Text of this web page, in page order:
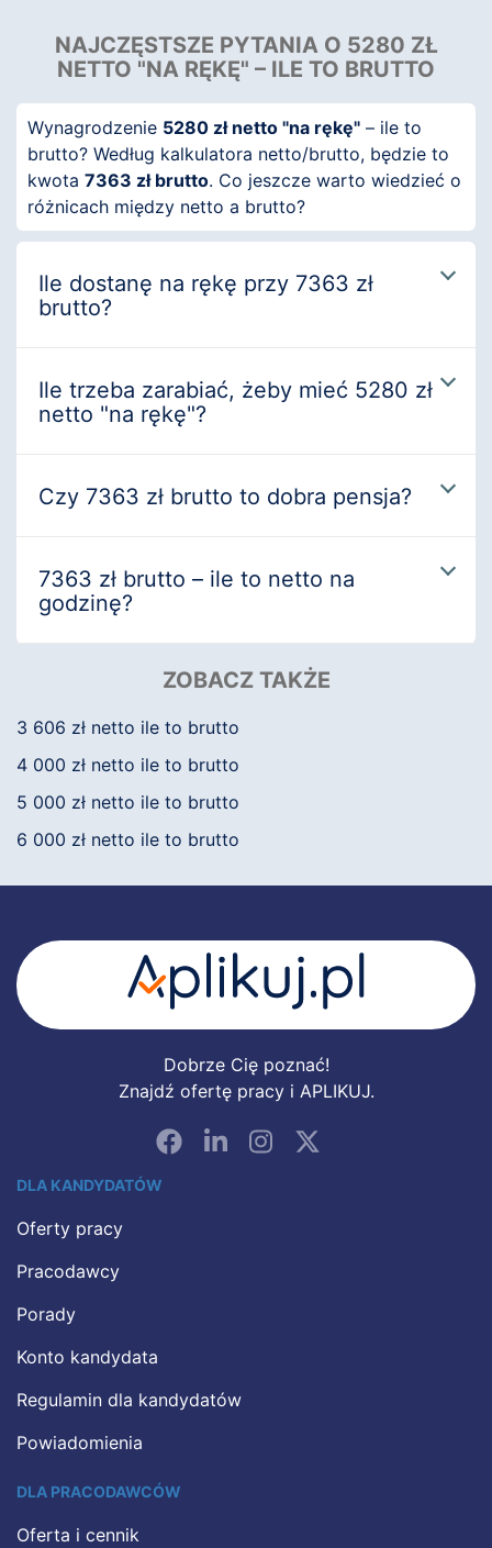
NAJCZĘSTSZE PYTANIA O 5280 ZŁ
NETTO "NA RĘKĘ" – ILE TO BRUTTO
Wynagrodzenie 5280 zł netto "na rękę" – ile to
brutto? Według kalkulatora netto/brutto, będzie to
kwota 7363 zł brutto. Co jeszcze warto wiedzieć o
różnicach między netto a brutto?
Ile dostanę na rękę przy 7363 zł
brutto?
Ile trzeba zarabiać, żeby mieć 5280 zł
netto "na rękę"?
Czy 7363 zł brutto to dobra pensja?
7363 zł brutto – ile to netto na
godzinę?
ZOBACZ TAKŻE
3 606 zł netto ile to brutto
4 000 zł netto ile to brutto
5 000 zł netto ile to brutto
6 000 zł netto ile to brutto
Dobrze Cię poznać!
Znajdź ofertę pracy i APLIKUJ.
DLA KANDYDATÓW
Oferty pracy
Pracodawcy
Porady
Konto kandydata
Regulamin dla kandydatów
Powiadomienia
DLA PRACODAWCÓW
Oferta i cennik